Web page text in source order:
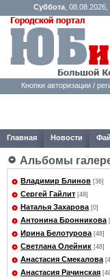
Суббота, 08.08.2026,
Кнопки авторизации /
Главная Новости
Альбомы
Владимир Блинов [36]
Сергей Гайлит [48]
Наталья Захарова [0]
Антонина Бронникова
Ирина Белотурова [48]
Светлана Олейник [48]
Анастасия Смекалова
Анастасия Рачинская